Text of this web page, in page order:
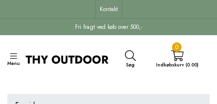
Fri fragt ved køb over 500,-
Kontakt
Menu Søg
0
Indkøbskurv (0.00)